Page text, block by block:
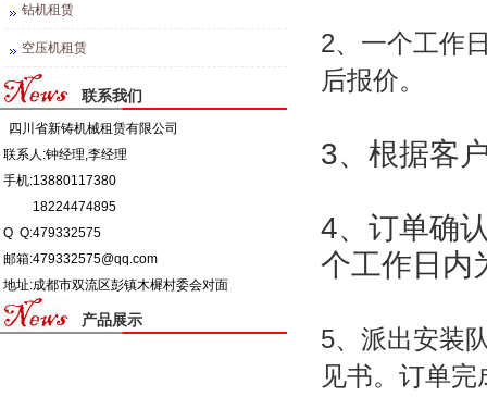
钻机租赁
空压机租赁
联系我们
四川省新铸机械租赁有限公司
联系人:钟经理,李经理
手机:13880117380
18224474895
Q Q:479332575
邮箱:479332575@qq.com
地址:成都市双流区彭镇木樨村委会对面
产品展示
2、一个工作
后报价。
3、根据客
4、订单确
个工作日内
5、派出安装
见书。订单完